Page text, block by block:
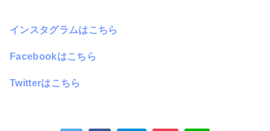
インスタグラムはこちら
Facebookはこちら
Twitterはこちら